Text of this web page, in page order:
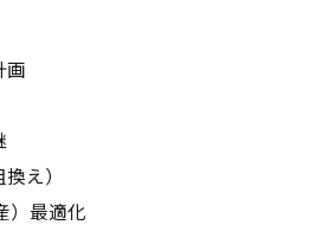
画
え）
）最適化